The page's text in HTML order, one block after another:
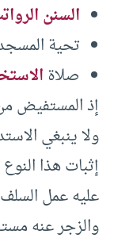
السنن
تحية
صلاة
إذ المستفيض
ولا ينبغي
إثبات هذا
عليه عمل
والزجر عنه